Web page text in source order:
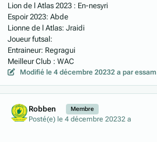
Lion de l Atlas 2023 : En-nesyri
Espoir 2023: Abde
Lionne de l Atlas: Jraidi
Joueur futsal:
Entraineur: Regragui
Meilleur Club : WAC
Modifiéle 4 décembre 20232 a par essam
Robben Membre
Posté(e) le 4 décembre 20232 a